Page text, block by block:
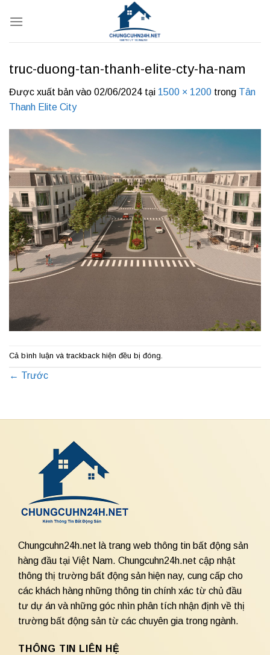
qua
truc-duong-tan-thanh-elite-cty-ha-nam
Được xuất bản vào 02/06/2024 tại 1500 × 1200 trong Tân
Thanh Elite City
Cả bình luận và trackback hiện đều bị đóng.
← Trước
Chungcuhn24h.net là trang web thông tin bất động sản
hàng đầu tại Việt Nam. Chungcuhn24h.net cập nhật
thông thị trường bất động sản hiện nay, cung cấp cho
các khách hàng những thông tin chính xác từ chủ đầu
tư dự án và những góc nhìn phân tích nhận định về thị
trường bất động sản từ các chuyên gia trong ngành.
THÔNG TIN LIÊN HỆ